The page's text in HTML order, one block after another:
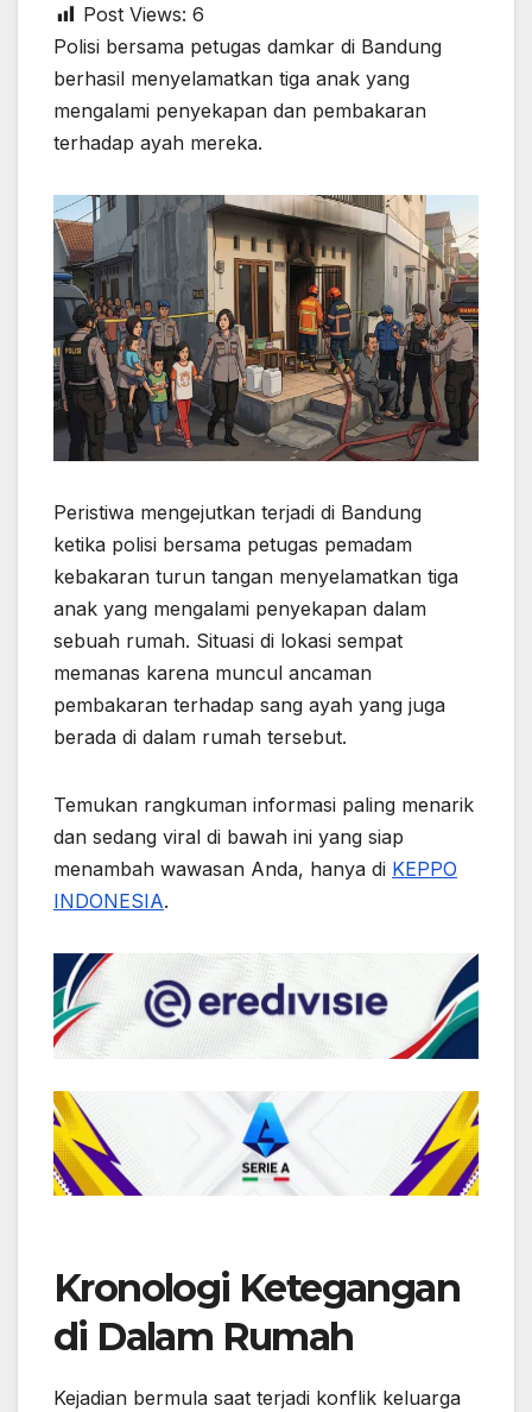
a
t
s
A
p
p
c
e
b
o
o
k
s
s
n
g
e
l
e
g
r
a
m
p
e
r
Post Views: 6
Polisi bersama petugas damkar di Bandung
berhasil menyelamatkan tiga anak yang
mengalami penyekapan dan pembakaran
terhadap ayah mereka.
Peristiwa mengejutkan terjadi di Bandung
ketika polisi bersama petugas pemadam
kebakaran turun tangan menyelamatkan tiga
anak yang mengalami penyekapan dalam
sebuah rumah. Situasi di lokasi sempat
memanas karena muncul ancaman
pembakaran terhadap sang ayah yang juga
berada di dalam rumah tersebut.
Temukan rangkuman informasi paling menarik
dan sedang viral di bawah ini yang siap
menambah wawasan Anda, hanya di KEPPO
INDONESIA.
Kronologi Ketegangan
di Dalam Rumah
Kejadian bermula saat terjadi konflik keluarga